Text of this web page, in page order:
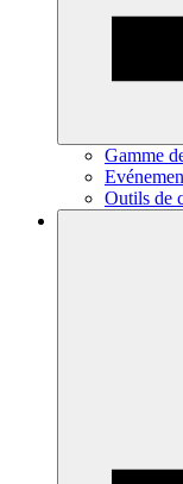
Gamme
Outils de